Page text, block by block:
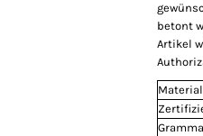
betont
Artikel
Material